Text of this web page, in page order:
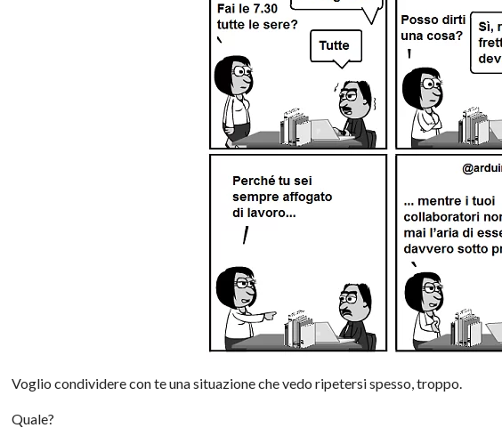
Voglio condividere con te una situazione che vedo ripetersi spesso, troppo.
Quale?